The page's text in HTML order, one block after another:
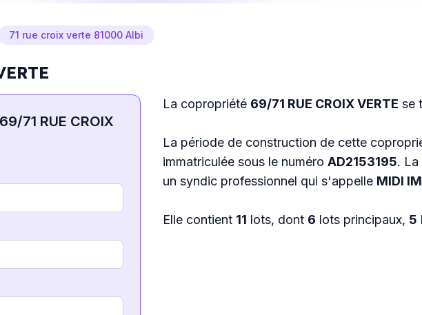
71 rue croix verte 81000 Albi
69/71 RUE CROIX
La copropriété 69/71 RUE CROIX VERTE se
La période de construction de cette
immatriculée sous le numéro AD2153195.
un syndic professionnel qui s'appelle MIDI
Elle contient 11 lots, dont 6 lots principaux, 5